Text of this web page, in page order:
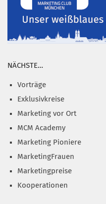
NÄCHSTE…
Vorträge
Exklusivkreise
Marketing vor Ort
MCM Academy
Marketing Pioniere
MarketingFrauen
Marketingpreise
Kooperationen